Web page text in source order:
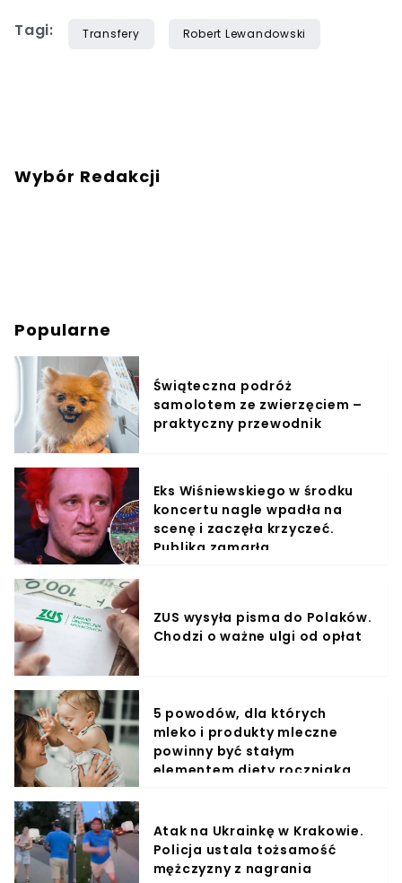
Tagi: Transfery Robert Lewandowski
Wybór Redakcji
Popularne
Świąteczna podróż
samolotem ze zwierzęciem –
praktyczny przewodnik
Eks Wiśniewskiego w środku
koncertu nagle wpadła na
scenę i zaczęła krzyczeć.
Publika zamarła
ZUS wysyła pisma do Polaków.
Chodzi o ważne ulgi od opłat
5 powodów, dla których
mleko i produkty mleczne
powinny być stałym
elementem diety roczniaka
Atak na Ukrainkę w Krakowie.
Policja ustala tożsamość
mężczyzny z nagrania